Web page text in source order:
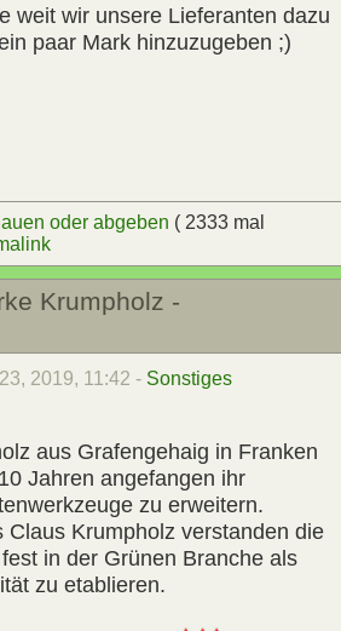
weit wir unsere Lieferanten dazu
paar Mark hinzuzugeben ;)
oder abgeben ( 2333 mal
Krumpholz -
2019, 11:42 - Sonstiges
aus Grafengehaig in Franken
Jahren angefangen ihr
zu erweitern.
Claus Krumpholz verstanden die
in der Grünen Branche als
zu etablieren.